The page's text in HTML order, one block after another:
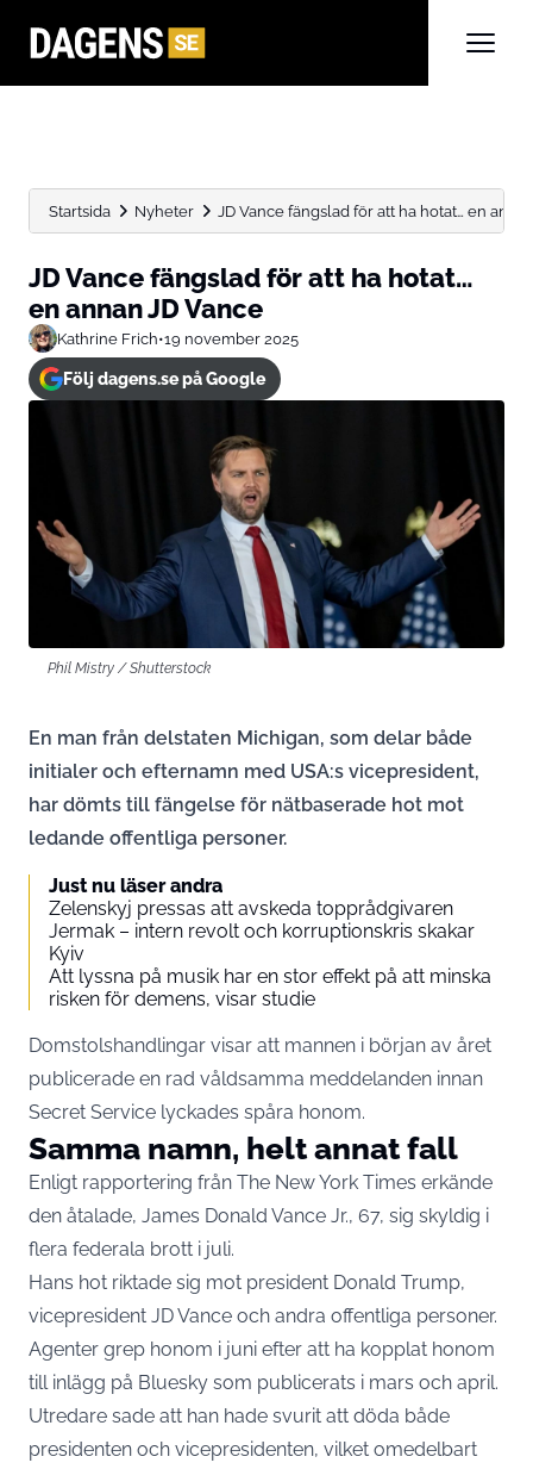
Startsida Nyheter JD Vance fängslad för att ha hotat… en annan
JD Vance fängslad för att ha hotat…
en annan JD Vance
Kathrine Frich•19 november 2025
Följ dagens.se på Google
Phil Mistry / Shutterstock
En man från delstaten Michigan, som delar både
initialer och efternamn med USA:s vicepresident,
har dömts till fängelse för nätbaserade hot mot
ledande offentliga personer.
Just nu läser andra
Zelenskyj pressas att avskeda topp­rådgivaren
Jermak – intern revolt och korruptionskris skakar
Kyiv
Att lyssna på musik har en stor effekt på att minska
risken för demens, visar studie
Domstolshandlingar visar att mannen i början av året
publicerade en rad våldsamma meddelanden innan
Secret Service lyckades spåra honom.
Samma namn, helt annat fall
Enligt rapportering från The New York Times erkände
den åtalade, James Donald Vance Jr., 67, sig skyldig i
flera federala brott i juli.
Hans hot riktade sig mot president Donald Trump,
vicepresident JD Vance och andra offentliga personer.
Agenter grep honom i juni efter att ha kopplat honom
till inlägg på Bluesky som publicerats i mars och april.
Utredare sade att han hade svurit att döda både
presidenten och vicepresidenten, vilket omedelbart